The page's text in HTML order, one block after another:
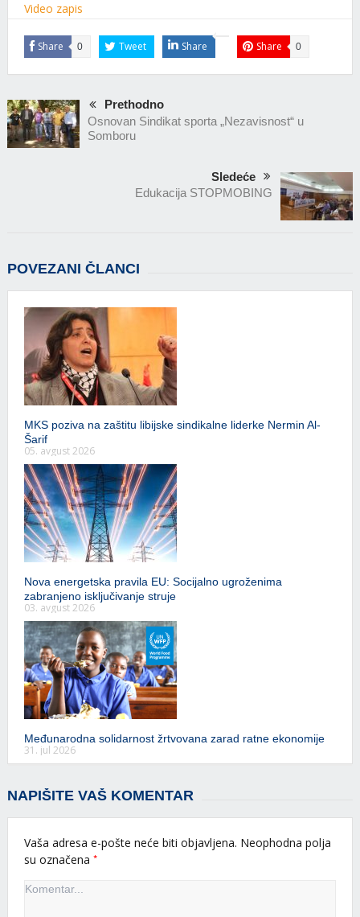
Video zapis
Share 0 Tweet Share Share 0
Prethodno
Osnovan Sindikat sporta „Nezavisnost“ u
Somboru
Sledeće
Edukacija STOPMOBING
POVEZANI ČLANCI
MKS poziva na zaštitu libijske sindikalne liderke Nermin Al-
Šarif
05. avgust 2026
Nova energetska pravila EU: Socijalno ugroženima
zabranjeno isključivanje struje
03. avgust 2026
Međunarodna solidarnost žrtvovana zarad ratne ekonomije
31. jul 2026
NAPIŠITE VAŠ KOMENTAR
Vaša adresa e-pošte neće biti objavljena. Neophodna polja
su označena *